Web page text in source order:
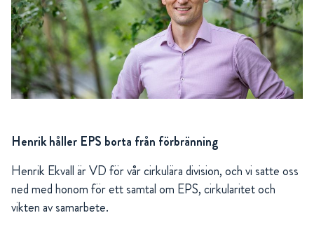
Henrik håller EPS borta från förbränning
Henrik Ekvall är VD för vår cirkulära division, och vi satte oss
ned med honom för ett samtal om EPS, cirkularitet och
vikten av samarbete.